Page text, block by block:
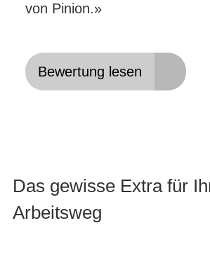
von Pinion.»
Bewertung lesen
Das gewisse Extra für
Arbeitsweg